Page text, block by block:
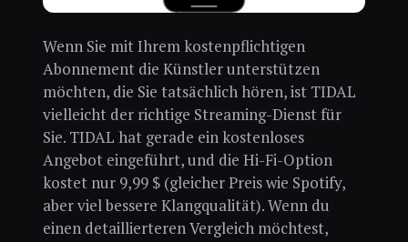
Wenn Sie mit Ihrem kostenpflichtigen
Abonnement die Künstler unterstützen
möchten, die Sie tatsächlich hören, ist TIDAL
vielleicht der richtige Streaming-Dienst für
Sie. TIDAL hat gerade ein kostenloses
Angebot eingeführt, und die Hi-Fi-Option
kostet nur 9,99 $ (gleicher Preis wie Spotify,
aber viel bessere Klangqualität). Wenn du
einen detaillierteren Vergleich möchtest,